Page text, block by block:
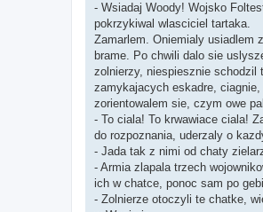
- Wsiadaj Woody! Wojsko
pokrzykiwal wlasciciel tartaka.
Zamarlem. Oniemialy usiadlem
brame. Po chwili dalo sie
zolnierzy, niespiesznie
zamykajacych eskadre,
zorientowalem sie, czym owe
- To ciala! To krwawiace ciala!
do rozpoznania, uderzaly o
- Jada tak z nimi od chaty
- Armia zlapala trzech
ich w chatce, ponoc sam po
- Zolnierze otoczyli te chatke,